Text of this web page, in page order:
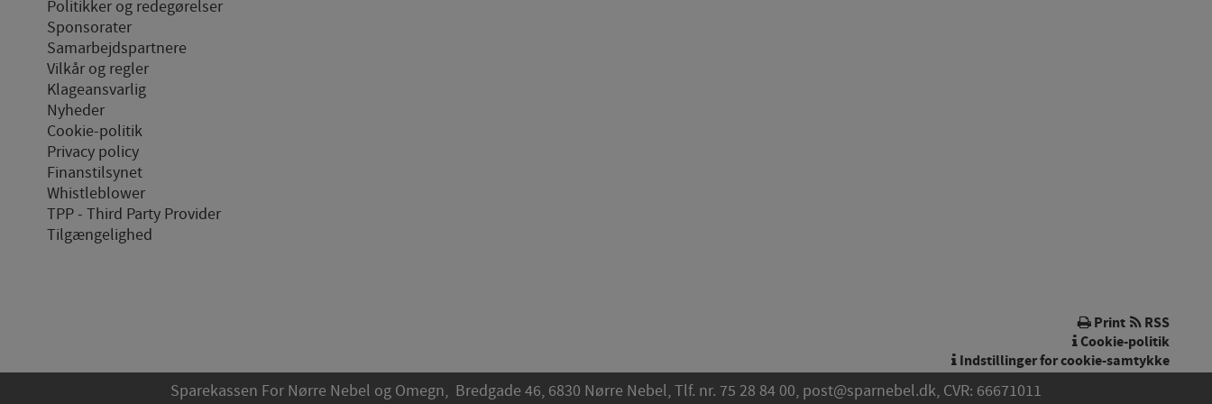
Politikker og redegørelser
Sponsorater
Samarbejdspartnere
Vilkår og regler
Klageansvarlig
Nyheder
Cookie-politik
Privacy policy
Finanstilsynet
Whistleblower
TPP - Third Party Provider
Tilgængelighed
Print
RSS
Cookie-politik
Indstillinger for cookie-samtykke
Sparekassen For Nørre Nebel og Omegn, Bredgade 46, 6830 Nørre Nebel, Tlf. nr. 75 28 84 00, post@sparnebel.dk, CVR: 66671011